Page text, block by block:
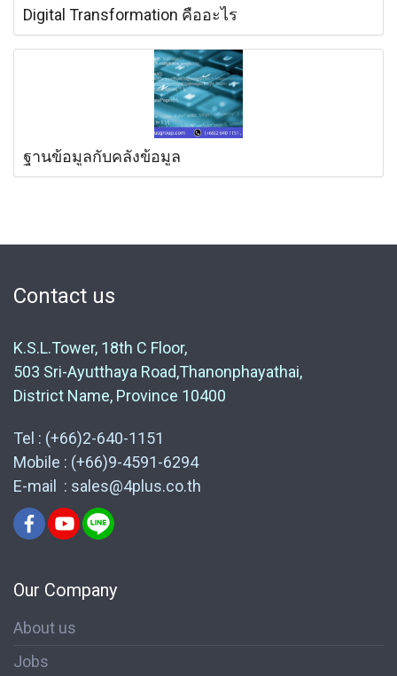
Digital Transformation คืออะไร
ฐานข้อมูลกับคลังข้อมูล
Contact us
K.S.L.Tower, 18th C Floor,
503 Sri-Ayutthaya Road,Thanonphayathai,
District Name, Province 10400
Tel : (+66)2-640-1151
Mobile : (+66)9-4591-6294
E-mail : sales@4plus.co.th
Our Company
About us
Jobs